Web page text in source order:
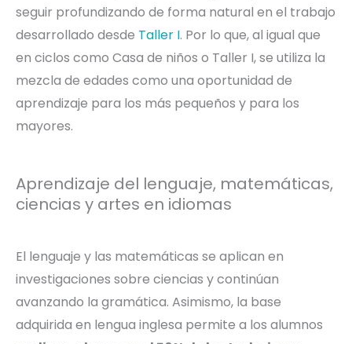
seguir profundizando de forma natural en el trabajo
desarrollado desde Taller I. Por lo que, al igual que
en ciclos como Casa de niños o Taller I, se utiliza la
mezcla de edades como una oportunidad de
aprendizaje para los más pequeños y para los
mayores.
Aprendizaje del lenguaje, matemáticas,
ciencias y artes en idiomas
El lenguaje y las matemáticas se aplican en
investigaciones sobre ciencias y continúan
avanzando la gramática. Asimismo, la base
adquirida en lengua inglesa permite a los alumnos